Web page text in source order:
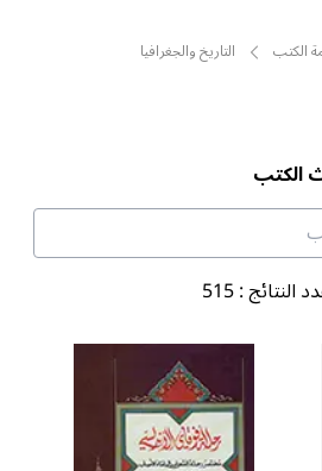
الکتب التاريخ والجغرافيا
الكتب
النتائج:
515